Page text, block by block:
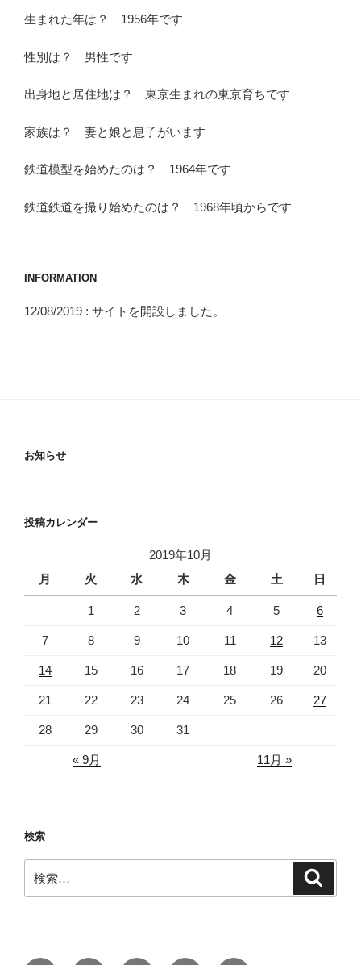
生まれた年は？ 1956年です
性別は？ 男性です
出身地と居住地は？ 東京生まれの東京育ちです
家族は？ 妻と娘と息子がいます
鉄道模型を始めたのは？ 1964年です
鉄道鉄道を撮り始めたのは？ 1968年頃からです
INFORMATION
12/08/2019 : サイトを開設しました。
お知らせ
投稿カレンダー
2019年10月
月
火 水 木 金 土 日
1 2 3 4 5 6
7 8 9 10 11 12 13
14 15 16 17 18 19 20
21 22 23 24 25 26 27
28 29 30 31
« 9月 11月 »
検索
索: